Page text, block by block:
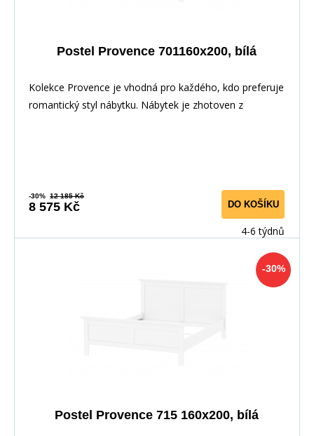
Postel Provence 701160x200, bílá
Kolekce Provence je vhodná pro každého, kdo preferuje
romantický styl nábytku. Nábytek je zhotoven z
-30% 12 185 Kč
8 575 Kč DO KOŠÍKU
4-6 týdnů
-30%
Postel Provence 715 160x200, bílá